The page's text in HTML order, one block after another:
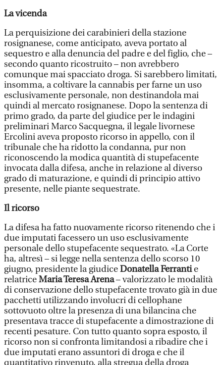
La vicenda
La perquisizione dei carabinieri della stazione
rosignanese, come anticipato, aveva portato al
sequestro e alla denuncia del padre e del figlio, che –
secondo quanto ricostruito – non avrebbero
comunque mai spacciato droga. Si sarebbero limitati,
insomma, a coltivare la cannabis per farne un uso
esclusivamente personale, non destinandola mai
quindi al mercato rosignanese. Dopo la sentenza di
primo grado, da parte del giudice per le indagini
preliminari Marco Sacquegna, il legale livornese
Ercolini aveva proposto ricorso in appello, con il
tribunale che ha ridotto la condanna, pur non
riconoscendo la modica quantità di stupefacente
invocata dalla difesa, anche in relazione al diverso
grado di maturazione, e quindi di principio attivo
presente, nelle piante sequestrate.
Il ricorso
La difesa ha fatto nuovamente ricorso ritenendo che i
due imputati facessero un uso esclusivamente
personale dello stupefacente sequestrato. «La Corte
ha, altresì – si legge nella sentenza dello scorso 10
giugno, presidente la giudiceDonatella Ferrantie
relatriceMaria Teresa Arena– valorizzato le modalità
di conservazione dello stupefacente trovato già in due
pacchetti utilizzando involucri di cellophane
sottovuoto oltre la presenza di una bilancina che
presentava tracce di stupefacente a dimostrazione di
recenti pesature. Con tutto quanto sopra esposto, il
ricorso non si confronta limitandosi a ribadire che i
due imputati erano assuntori di droga e che il
quantitativo rinvenuto, alla stregua della droga